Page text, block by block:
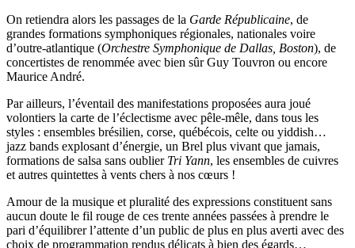
On retiendra alors les passages de la Garde Républicaine, de
grandes formations symphoniques régionales, nationales voire
d’outre-atlantique (Orchestre Symphonique de Dallas, Boston), de
concertistes de renommée avec bien sûr Guy Touvron ou encore
Maurice André.
Par ailleurs, l’éventail des manifestations proposées aura joué
volontiers la carte de l’éclectisme avec pêle-mêle, dans tous les
styles : ensembles brésilien, corse, québécois, celte ou yiddish…
jazz bands explosant d’énergie, un Brel plus vivant que jamais,
formations de salsa sans oublier Tri Yann, les ensembles de cuivres
et autres quintettes à vents chers à nos cœurs !
Amour de la musique et pluralité des expressions constituent sans
aucun doute le fil rouge de ces trente années passées à prendre le
pari d’équilibrer l’attente d’un public de plus en plus averti avec des
choix de programmation rendus délicats à bien des égards…